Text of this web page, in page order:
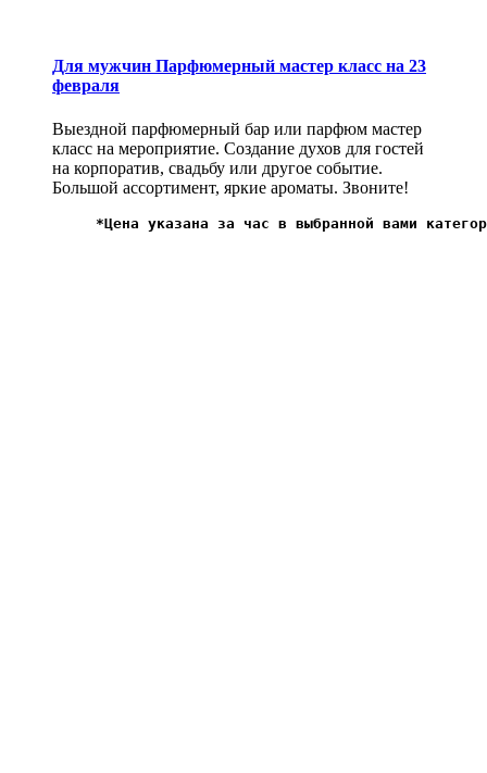
Для мужчин Парфюмерный мастер класс на 23
февраля
Выездной парфюмерный бар или парфюм мастер
класс на мероприятие. Создание духов для гостей
на корпоратив, свадьбу или другое событие.
Большой ассортимент, яркие ароматы. Звоните!
*Цена указана за час в выбранной вами